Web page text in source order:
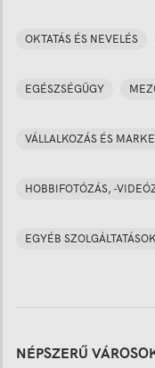
OKTATÁS ÉS NEVELÉS
EGÉSZSÉGÜGY
VÁLLALKOZÁS ÉS
HOBBIFOTÓZÁS, -
EGYÉB SZOLGÁLTATÁSOK
NÉPSZERŰ